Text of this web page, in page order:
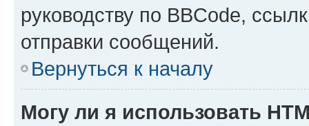
руководству по BBCode,
отправки сообщений.
Вернуться к началу
Могу ли я использовать